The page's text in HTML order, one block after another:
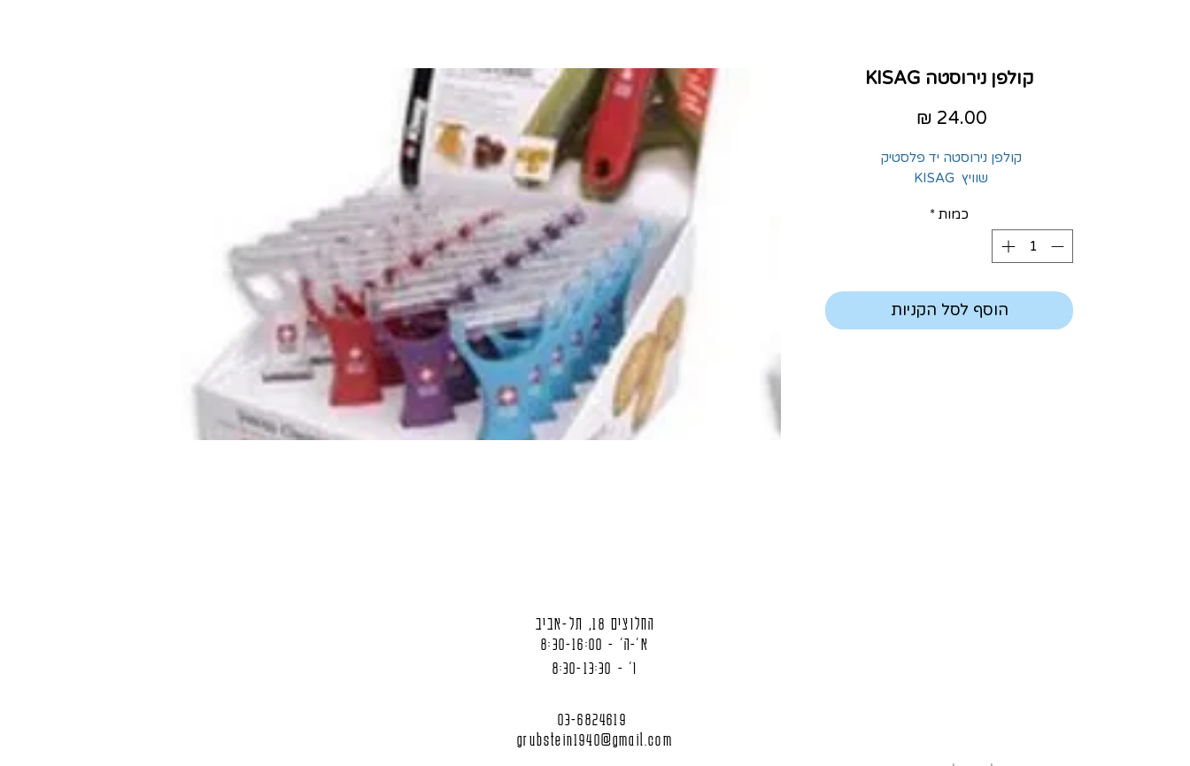
קולפן נירוסטה KISAG
קולפן נירוסטה יד פלסטיק
שוויץ KISAG
כמות *
הוסף לסל הקניות
החלוצים 18, תל-אביב
א'-ה' - 8:30-16:00
ו' - 8:30-13:30
03-6824619
grubstein1940@gmail.com